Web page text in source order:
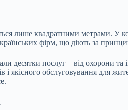
лише квадратними метрами. У
фірм, що діють за
десятки послуг – від
і якісного обслуговування для